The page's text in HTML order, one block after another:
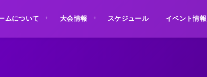
ムについて 大会情報 スケジュール イベント情報